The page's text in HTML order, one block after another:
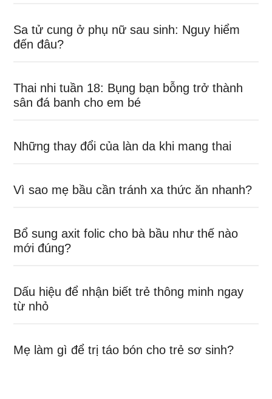
Sa tử cung ở phụ nữ sau sinh: Nguy hiểm
đến đâu?
Thai nhi tuần 18: Bụng bạn bỗng trở thành
sân đá banh cho em bé
Những thay đổi của làn da khi mang thai
Vì sao mẹ bầu cần tránh xa thức ăn nhanh?
Bổ sung axit folic cho bà bầu như thế nào
mới đúng?
Dấu hiệu để nhận biết trẻ thông minh ngay
từ nhỏ
Mẹ làm gì để trị táo bón cho trẻ sơ sinh?